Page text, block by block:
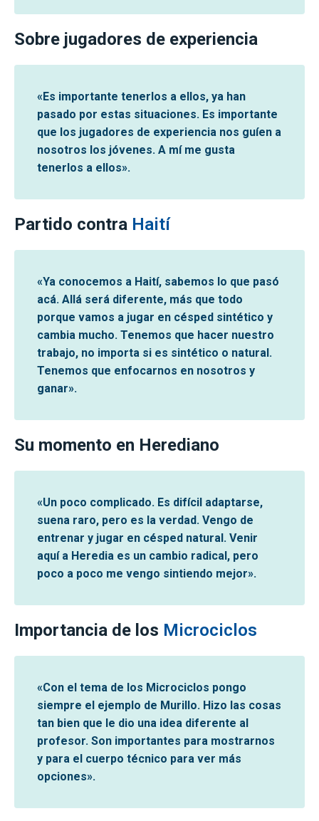
Sobre jugadores de experiencia
«Es importante tenerlos a ellos, ya han
pasado por estas situaciones. Es importante
que los jugadores de experiencia nos guíen a
nosotros los jóvenes. A mí me gusta
tenerlos a ellos».
Partido contra Haití
«Ya conocemos a Haití, sabemos lo que pasó
acá. Allá será diferente, más que todo
porque vamos a jugar en césped sintético y
cambia mucho. Tenemos que hacer nuestro
trabajo, no importa si es sintético o natural.
Tenemos que enfocarnos en nosotros y
ganar».
Su momento en Herediano
«Un poco complicado. Es difícil adaptarse,
suena raro, pero es la verdad. Vengo de
entrenar y jugar en césped natural. Venir
aquí a Heredia es un cambio radical, pero
poco a poco me vengo sintiendo mejor».
Importancia de los Microciclos
«Con el tema de los Microciclos pongo
siempre el ejemplo de Murillo. Hizo las cosas
tan bien que le dio una idea diferente al
profesor. Son importantes para mostrarnos
y para el cuerpo técnico para ver más
opciones».